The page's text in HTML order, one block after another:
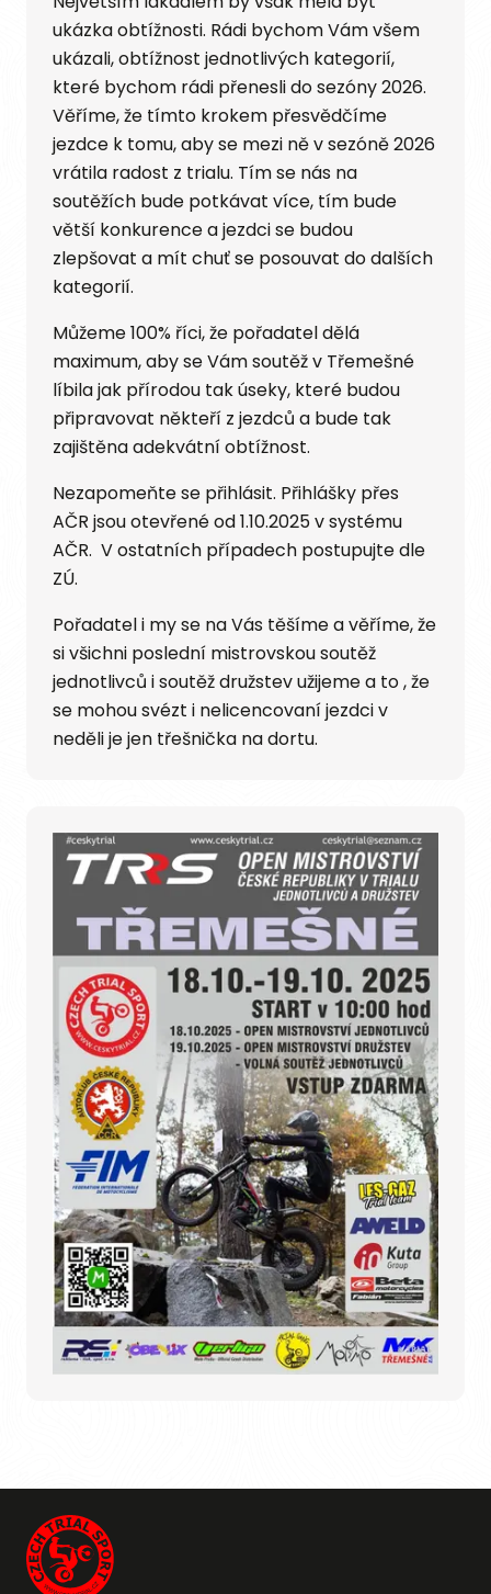
ukázka obtížnosti. Rádi bychom Vám všem
ukázali, obtížnost jednotlivých kategorií,
které bychom rádi přenesli do sezóny 2026.
Věříme, že tímto krokem přesvědčíme
jezdce k tomu, aby se mezi ně v sezóně 2026
vrátila radost z trialu. Tím se nás na
soutěžích bude potkávat více, tím bude
větší konkurence a jezdci se budou
zlepšovat a mít chuť se posouvat do dalších
kategorií.
Můžeme 100% říci, že pořadatel dělá
maximum, aby se Vám soutěž v Třemešné
líbila jak přírodou tak úseky, které budou
připravovat někteří z jezdců a bude tak
zajištěna adekvátní obtížnost.
Nezapomeňte se přihlásit. Přihlášky přes
AČR jsou otevřené od 1.10.2025 v systému
AČR. V ostatních případech postupujte dle
ZÚ.
Pořadatel i my se na Vás těšíme a věříme, že
si všichni poslední mistrovskou soutěž
jednotlivců i soutěž družstev užijeme a to , že
se mohou svézt i nelicencovaní jezdci v
neděli je jen třešnička na dortu.